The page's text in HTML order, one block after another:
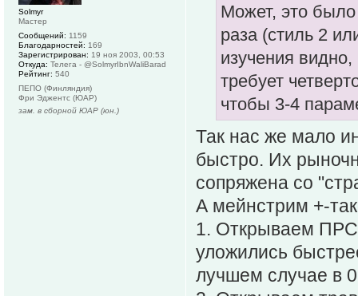
Может, это было
раза (стиль 2
изучения
требует
чтобы 3-4
Так нас же мало
быстро. Их
сопряжена со
А мейнстрим +-
1. Открываем ПРС
уложились
лучшем случае в
Solmyr
Мастер
Сообщений: 1159
Благодарностей: 169
Зарегистрирован: 19 ноя 2003, 00:53
Откуда: Телега - @SolmyrIbnWaliBarad
Рейтинг: 540
ПЕПО (Финляндия)
Фри Эджентс (ЮАР)
зам. в сборной ЮАР (юн.)